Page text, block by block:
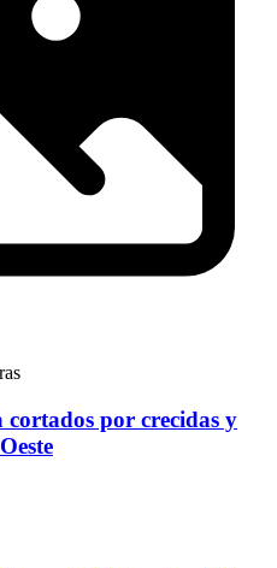
cortados por crecidas y